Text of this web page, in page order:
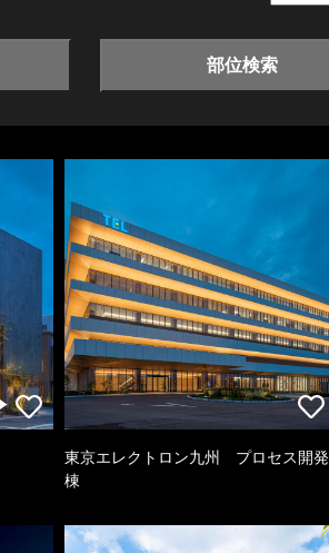
部位検索
東京エレクトロン九州 プロセス開発
棟